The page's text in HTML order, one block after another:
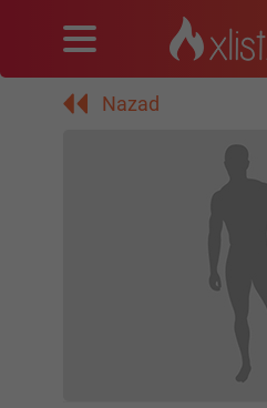
Nazad